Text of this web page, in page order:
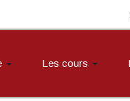
Les cours